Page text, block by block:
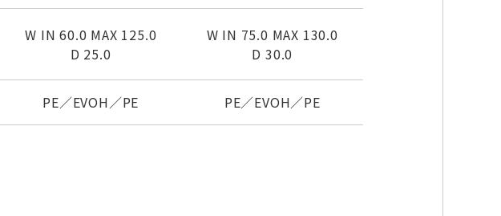
W IN 60.0 MAX 125.0
D 25.0
PE／EVOH／PE
W IN 75.0 MAX 130.0
D 30.0
PE／EVOH／PE